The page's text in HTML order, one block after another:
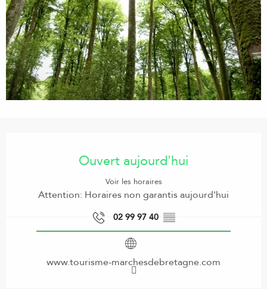
Ouvert aujourd'hui
Voir les horaires
Attention: Horaires non garantis aujourd'hui
02 99 97 40 ▒▒
www.tourisme-marchesdebretagne.com